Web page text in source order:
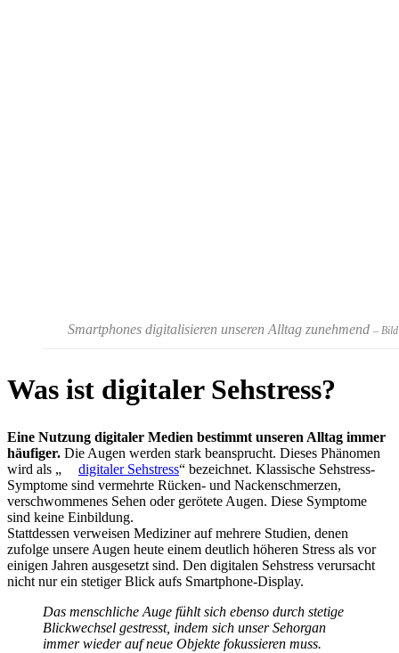
Smartphones digitalisieren unseren Alltag zunehmend –
Was ist digitaler Sehstress?
Eine Nutzung digitaler Medien bestimmt unseren Alltag immer
häufiger. Die Augen werden stark beansprucht. Dieses Phänomen
wird als „
digitaler Sehstress“ bezeichnet. Klassische Sehstress-
Symptome sind vermehrte Rücken- und Nackenschmerzen,
verschwommenes Sehen oder gerötete Augen. Diese Symptome
sind keine Einbildung.
Stattdessen verweisen Mediziner auf mehrere Studien, denen
zufolge unsere Augen heute einem deutlich höheren Stress als vor
einigen Jahren ausgesetzt sind. Den digitalen Sehstress verursacht
nicht nur ein stetiger Blick aufs Smartphone-Display.
Das menschliche Auge fühlt sich ebenso durch stetige
Blickwechsel gestresst, indem sich unser Sehorgan
immer wieder auf neue Objekte fokussieren muss.